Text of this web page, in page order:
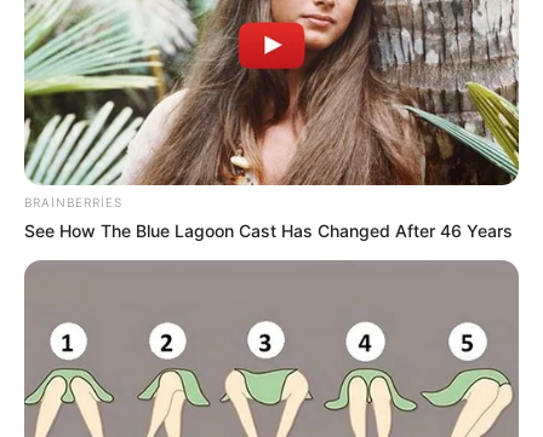
18:57 / 05 Avqust 2026 KRİMİNAL
Bakıda ticarət mərkəzində FACİƏ:liftin
şaxtasına düşüb öldü
109
KEÇİDLƏR ƏLAQƏ
BRAINBERRIES
See How The Blue Lagoon Cast Has Changed After 46 Years